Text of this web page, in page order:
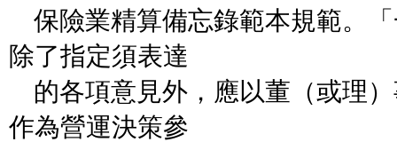
保險業精算備忘錄範本規範。
除了指定須表達
的各項意見外，應以董（或理
作為營運決策參